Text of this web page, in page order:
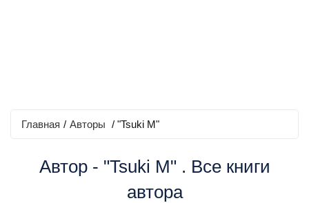
Главная / Авторы / "Tsuki M"
Автор - "Tsuki M" . Все книги
автора